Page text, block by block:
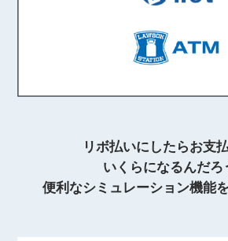
リボ払いにしたらお支
いくらになるんだろ
便利なシミュレーション機能